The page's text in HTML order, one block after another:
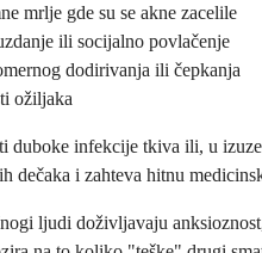
mrlje gde su se akne zacelile
ili socijalno povlačenje
dodirivanja ili čepkanja
ožiljaka
infekcije tkiva ili, u
dečaka i zahteva hitnu
ljudi doživljavaju